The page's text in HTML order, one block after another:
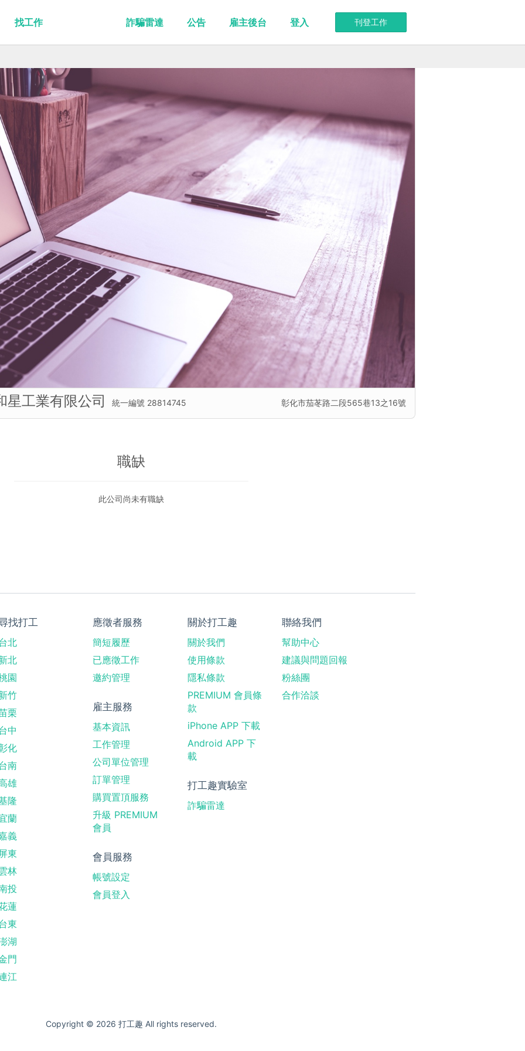
刊登工作
找工作 詐騙雷達 公告 雇主後台 登入
星工業有限公司 統一編號 28814745 彰化市茄苳路二段565巷13之16號
職缺
此公司尚未有職缺
找打工
北
北
園
竹
栗
中
化
南
雄
隆
蘭
義
東
林
投
蓮
東
湖
門
江
應徵者服務
簡短履歷
已應徵工作
邀約管理
雇主服務
基本資訊
工作管理
公司單位管理
訂單管理
購買置頂服務
升級 PREMIUM
會員
會員服務
帳號設定
會員登入
關於打工趣
關於我們
使用條款
隱私條款
PREMIUM 會員條
款
iPhone APP 下載
Android APP 下
載
打工趣實驗室
詐騙雷達
聯絡我們
幫助中心
建議與問題回報
粉絲團
合作洽談
Copyright © 2026 打工趣 All rights reserved.